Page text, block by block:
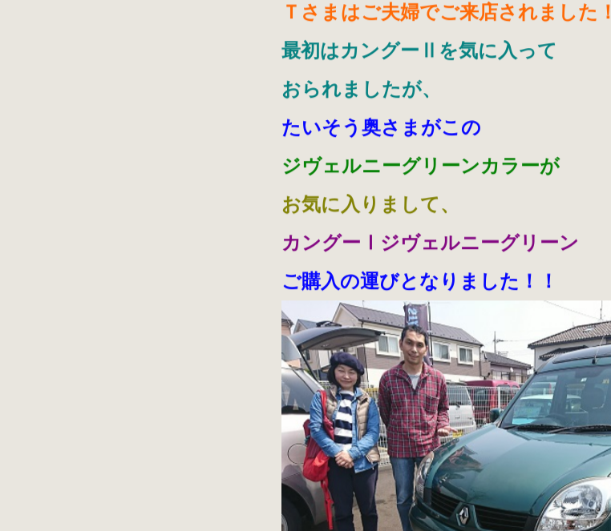
Ｔさまはご夫婦でご来店されました！
最初はカングーⅡを気に入って
おられましたが、
たいそう奥さまがこの
ジヴェルニーグリーンカラーが
お気に入りまして、
カングーⅠジヴェルニーグリーン
ご購入の運びとなりました！！